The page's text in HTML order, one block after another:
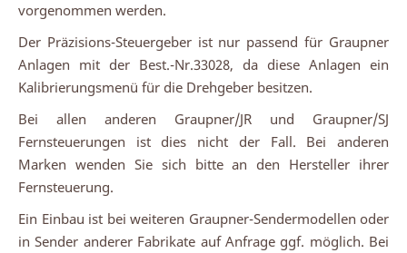
vorgenommen werden.
Der Präzisions-Steuergeber ist nur passend für Graupner
Anlagen mit der Best.-Nr.33028, da diese Anlagen ein
Kalibrierungsmenü für die Drehgeber besitzen.
Bei allen anderen Graupner/JR und Graupner/SJ
Fernsteuerungen ist dies nicht der Fall. Bei anderen
Marken wenden Sie sich bitte an den Hersteller ihrer
Fernsteuerung.
Ein Einbau ist bei weiteren Graupner-Sendermodellen oder
in Sender anderer Fabrikate auf Anfrage ggf. möglich. Bei